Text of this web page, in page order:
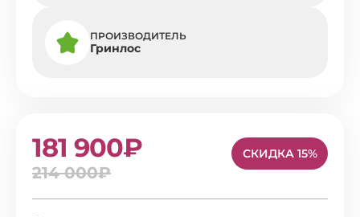
ПРОИЗВОДИТЕЛЬ
Гринлос
181 900₽
214 000₽
СКИДКА 15%